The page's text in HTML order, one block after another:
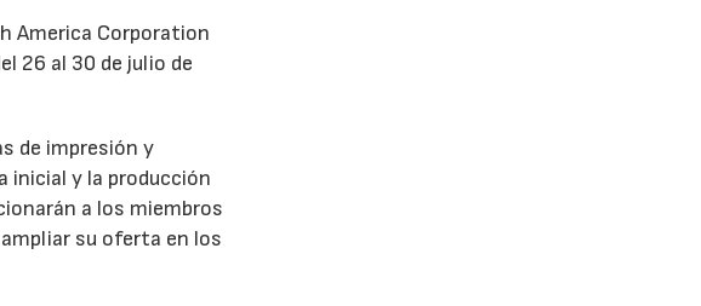
America Corporation
26 al 30 de julio de
de impresión y
inicial y la producción
a los miembros
su oferta en los